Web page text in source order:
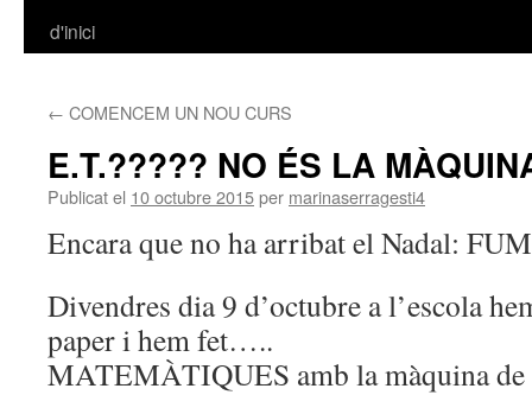
d'inici
← COMENCEM UN NOU CURS
E.T.????? NO ÉS LA
Publicat el 10 octubre 2015per marinaserragesti4
Encara que no ha arribat el Nadal:
Divendres dia 9 d’octubre a l’escola
paper i hem fet…..
MATEMÀTIQUES amb la màquina